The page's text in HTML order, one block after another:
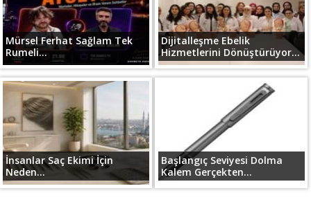
Mürsel Ferhat Sağlam Tek
Rumeli...
Dijitalleşme Ebelik
Hizmetlerini Dönüştürüyor...
İnsanlar Saç Ekimi İçin
Neden...
Başlangıç Seviyesi Dolma
Kalem Gerçekten...